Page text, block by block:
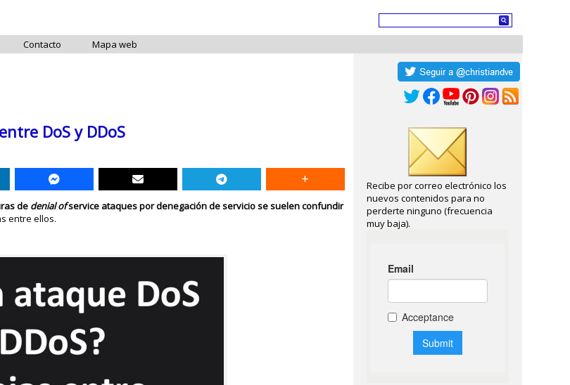
Contacto Mapa web
DoS y DDoS
de denial ofservice ataques por denegación de servicio se suelen confundir
entre ellos.
Recibe por correo electrónico los
nuevos contenidos para no
perderte ninguno (frecuencia
muy baja).